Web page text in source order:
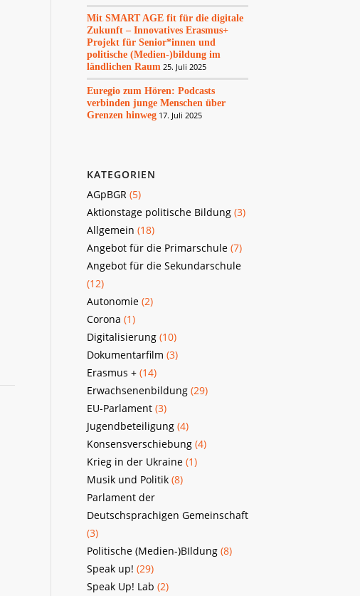
Mit SMART AGE fit für die digitale
Zukunft – Innovatives Erasmus+
Projekt für Senior*innen und
politische (Medien-)bildung im
ländlichen Raum 25. Juli 2025
Euregio zum Hören: Podcasts
verbinden junge Menschen über
Grenzen hinweg 17. Juli 2025
KATEGORIEN
AGpBGR(5)
Aktionstage politische Bildung(3)
Allgemein (18)
Angebot für die Primarschule(7)
Angebot für die Sekundarschule
(12)
Autonomie(2)
Corona (1)
Digitalisierung(10)
Dokumentarfilm (3)
Erasmus +(14)
Erwachsenenbildung(29)
EU-Parlament(3)
Jugendbeteiligung(4)
Konsensverschiebung(4)
Krieg in der Ukraine(1)
Musik und Politik(8)
Parlament der
Deutschsprachigen Gemeinschaft
(3)
Politische (Medien-)BIldung(8)
Speak up! (29)
Speak Up! Lab (2)